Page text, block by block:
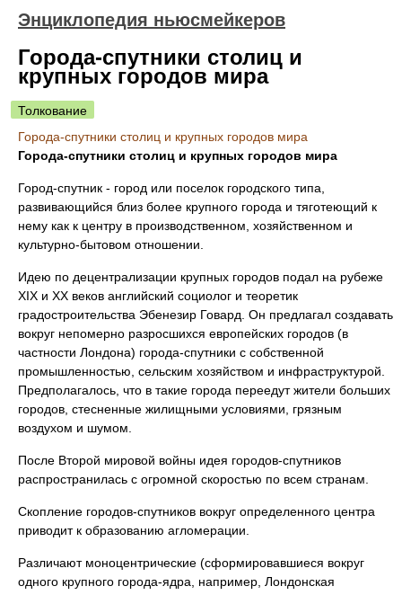
Энциклопедия ньюсмейкеров
Города-спутники столиц и
крупных городов мира
Толкование
Города-спутники столиц и крупных городов мира
Города-спутники столиц и крупных городов мира
Город-спутник - город или поселок городского типа,
развивающийся близ более крупного города и тяготеющий к
нему как к центру в производственном, хозяйственном и
культурно-бытовом отношении.
Идею по децентрализации крупных городов подал на рубеже
XIX и XX веков английский социолог и теоретик
градостроительства Эбенезир Говард. Он предлагал создавать
вокруг непомерно разросшихся европейских городов (в
частности Лондона) города-спутники с собственной
промышленностью, сельским хозяйством и инфраструктурой.
Предполагалось, что в такие города переедут жители больших
городов, стесненные жилищными условиями, грязным
воздухом и шумом.
После Второй мировой войны идея городов-спутников
распространилась с огромной скоростью по всем странам.
Скопление городов-спутников вокруг определенного центра
приводит к образованию агломерации.
Различают моноцентрические (сформировавшиеся вокруг
одного крупного города-ядра, например, Лондонская